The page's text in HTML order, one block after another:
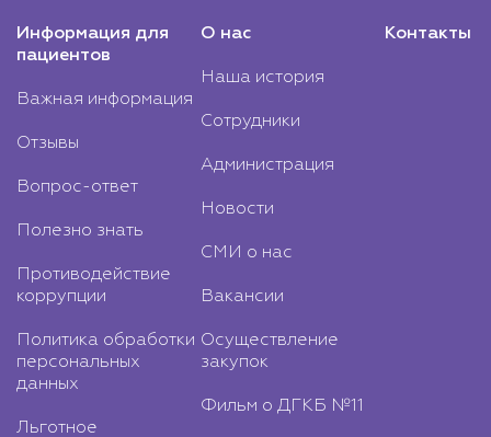
Информация для
пациентов
Важная информация
Отзывы
Вопрос-ответ
Полезно знать
Противодействие
коррупции
Политика обработки
персональных
данных
Льготное
О нас
Наша история
Сотрудники
Администрация
Новости
СМИ о нас
Вакансии
Осуществление
закупок
Фильм о ДГКБ №11
Контакты